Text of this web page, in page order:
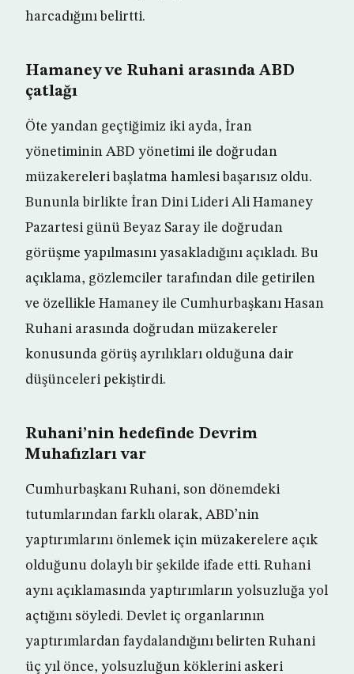
harcadığını belirtti.
Hamaney ve Ruhani arasında ABD
çatlağı
Öte yandan geçtiğimiz iki ayda, İran
yönetiminin ABD yönetimi ile doğrudan
müzakereleri başlatma hamlesi başarısız oldu.
Bununla birlikte İran Dini Lideri Ali Hamaney
Pazartesi günü Beyaz Saray ile doğrudan
görüşme yapılmasını yasakladığını açıkladı. Bu
açıklama, gözlemciler tarafından dile getirilen
ve özellikle Hamaney ile Cumhurbaşkanı Hasan
Ruhani arasında doğrudan müzakereler
konusunda görüş ayrılıkları olduğuna dair
düşünceleri pekiştirdi.
Ruhani’nin hedefinde Devrim
Muhafızları var
Cumhurbaşkanı Ruhani, son dönemdeki
tutumlarından farklı olarak, ABD’nin
yaptırımlarını önlemek için müzakerelere açık
olduğunu dolaylı bir şekilde ifade etti. Ruhani
aynı açıklamasında yaptırımların yolsuzluğa yol
açtığını söyledi. Devlet iç organlarının
yaptırımlardan faydalandığını belirten Ruhani
üç yıl önce, yolsuzluğun köklerini askeri